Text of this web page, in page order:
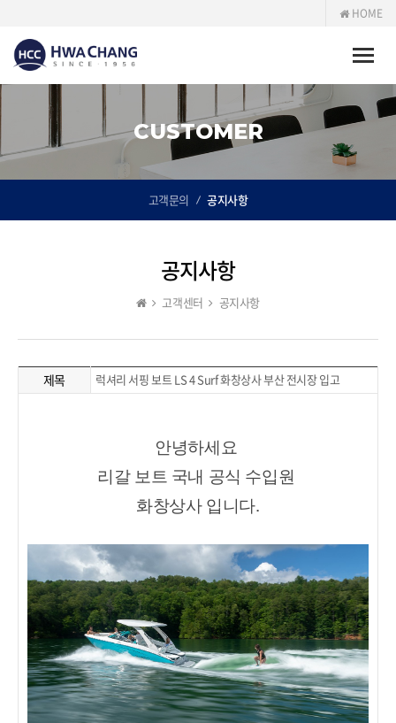
HOME
Toggle
CUSTOMER
고객문의 공지사항
공지사항
고객센터 공지사항
제목 럭셔리 서핑 보트 LS 4 Surf 화창상사 부산 전시장 입고
안녕하세요
리갈 보트 국내 공식 수입원
화창상사 입니다.